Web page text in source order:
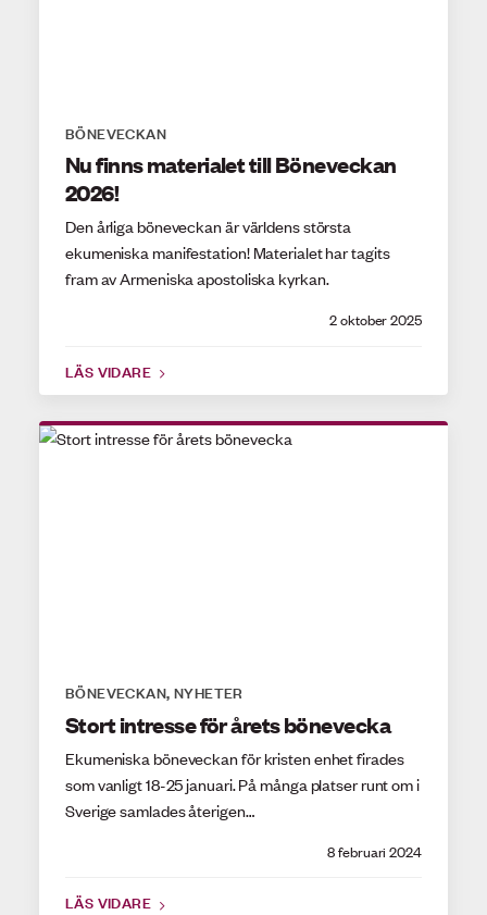
BÖNEVECKAN
Nu finns materialet till Böneveckan
2026!
2 oktober 2025
Den årliga böneveckan är världens största
ekumeniska manifestation! Materialet har tagits
fram av Armeniska apostoliska kyrkan.
LÄS VIDARE
BÖNEVECKAN, NYHETER
Stort intresse för årets bönevecka
8 februari 2024
Ekumeniska böneveckan för kristen enhet firades
som vanligt 18-25 januari. På många platser runt om i
Sverige samlades återigen…
LÄS VIDARE